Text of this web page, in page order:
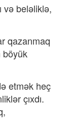
və beləliklə,
qazanmaq
böyük
etmək heç
çıxdı.